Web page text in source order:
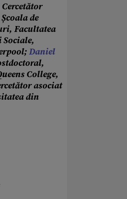
Cercetător
de
Facultatea
Sociale,
Daniel
College,
asociat
din